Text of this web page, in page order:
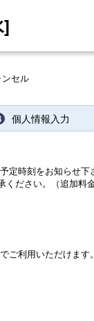
セル
個人情報入力
定時刻をお知らせ下
ださい。（追加料金
利用いただけま